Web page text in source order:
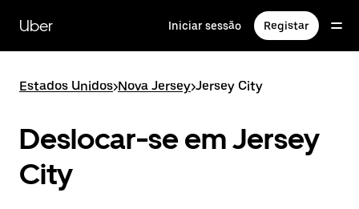
para
conteúdo
Uber Iniciar sessão Registar
Estados Unidos>Nova Jersey>Jersey City
Deslocar-se em Jersey
City